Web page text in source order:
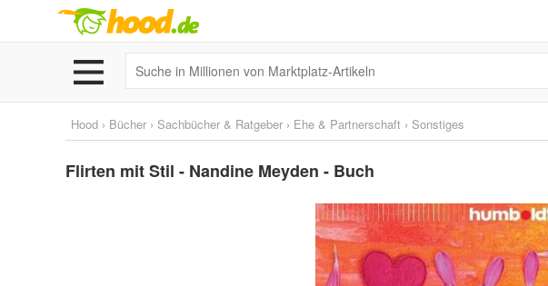
Hood › Bücher › Sachbücher & Ratgeber › Ehe & Partnerschaft › Sonstiges
Flirten mit Stil - Nandine Meyden - Buch